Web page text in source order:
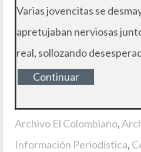
Varias jovencitas se
apretujaban nerviosas
real, sollozando
Continuar
Archivo El Colombiano,
Información Periodística,